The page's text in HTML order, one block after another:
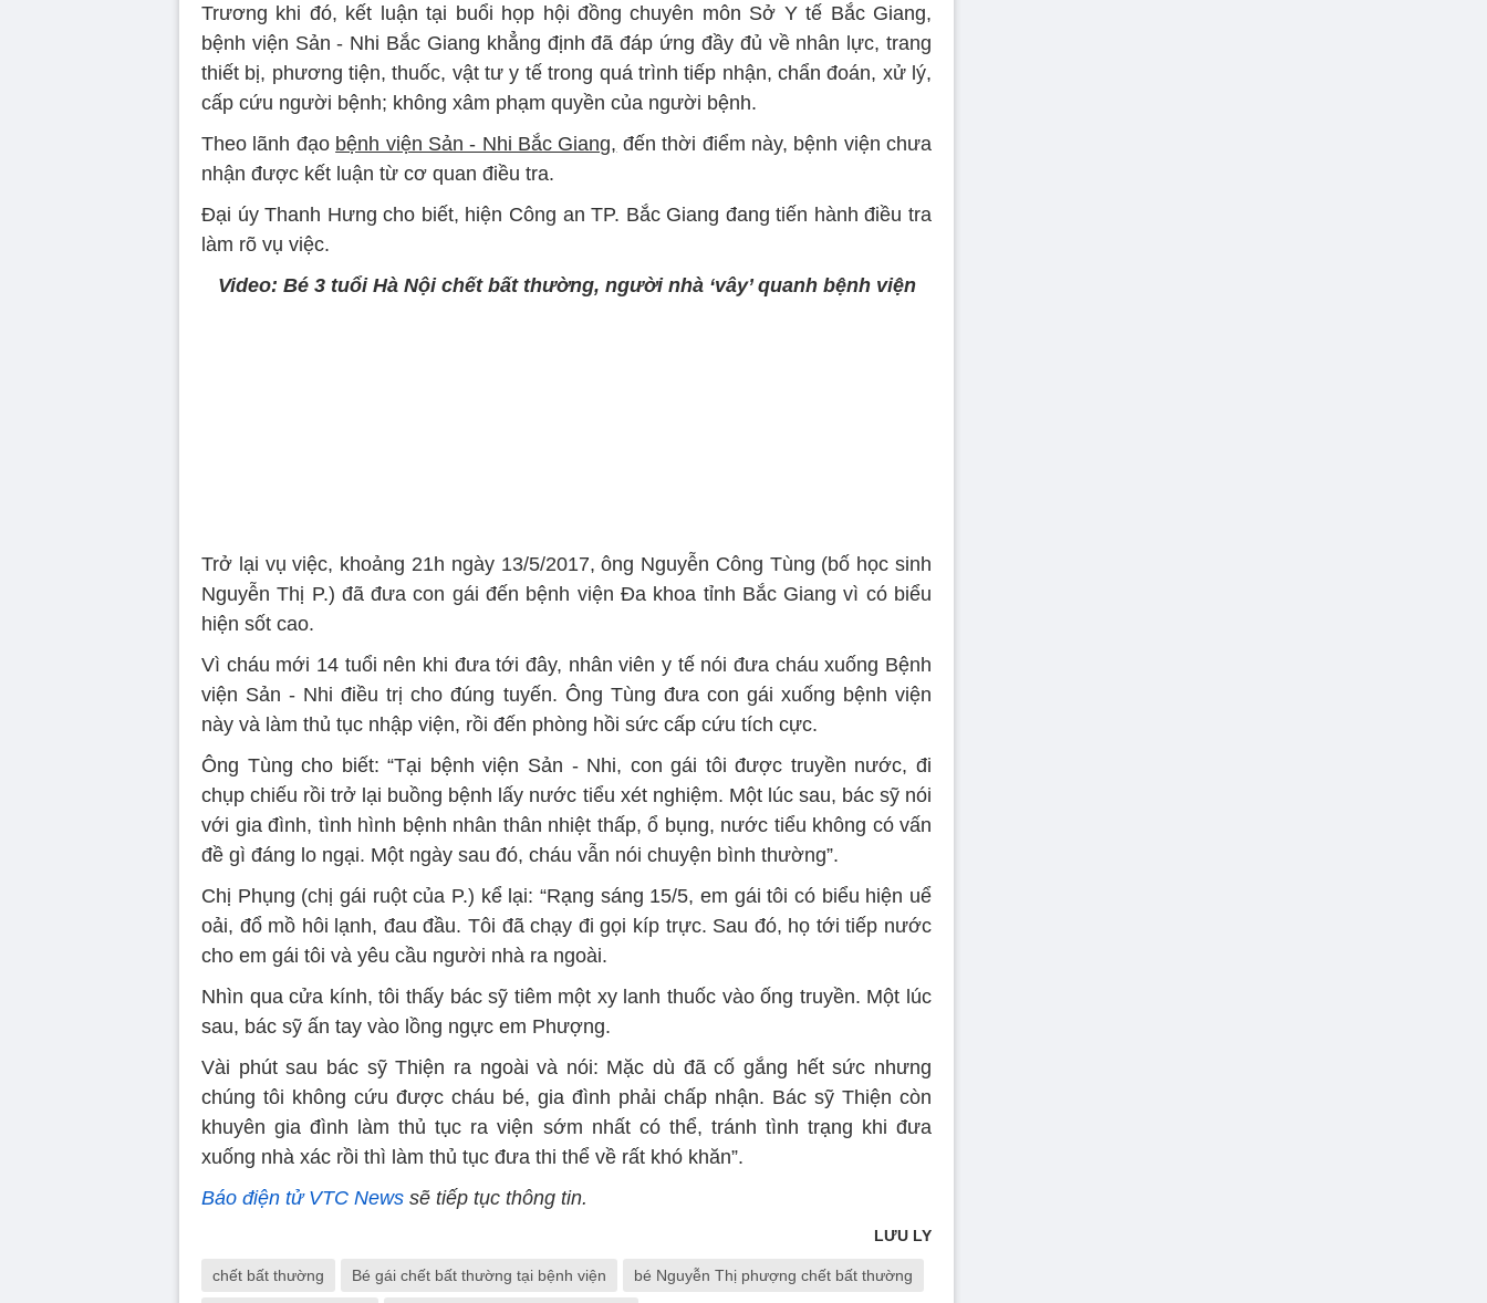
Trương khi đó, kết luận tại buổi họp hội đồng chuyên môn Sở Y tế Bắc Giang,
bệnh viện Sản - Nhi Bắc Giang khẳng định đã đáp ứng đầy đủ về nhân lực, trang
thiết bị, phương tiện, thuốc, vật tư y tế trong quá trình tiếp nhận, chẩn đoán, xử lý,
cấp cứu người bệnh; không xâm phạm quyền của người bệnh.
Theo lãnh đạo bệnh viện Sản - Nhi Bắc Giang, đến thời điểm này, bệnh viện chưa
nhận được kết luận từ cơ quan điều tra.
Đại úy Thanh Hưng cho biết, hiện Công an TP. Bắc Giang đang tiến hành điều tra
làm rõ vụ việc.
Video: Bé 3 tuổi Hà Nội chết bất thường, người nhà ‘vây’ quanh bệnh viện
Trở lại vụ việc, khoảng 21h ngày 13/5/2017, ông Nguyễn Công Tùng (bố học sinh
Nguyễn Thị P.) đã đưa con gái đến bệnh viện Đa khoa tỉnh Bắc Giang vì có biểu
hiện sốt cao.
Vì cháu mới 14 tuổi nên khi đưa tới đây, nhân viên y tế nói đưa cháu xuống Bệnh
viện Sản - Nhi điều trị cho đúng tuyến. Ông Tùng đưa con gái xuống bệnh viện
này và làm thủ tục nhập viện, rồi đến phòng hồi sức cấp cứu tích cực.
Ông Tùng cho biết: “Tại bệnh viện Sản - Nhi, con gái tôi được truyền nước, đi
chụp chiếu rồi trở lại buồng bệnh lấy nước tiểu xét nghiệm. Một lúc sau, bác sỹ nói
với gia đình, tình hình bệnh nhân thân nhiệt thấp, ổ bụng, nước tiểu không có vấn
đề gì đáng lo ngại. Một ngày sau đó, cháu vẫn nói chuyện bình thường”.
Chị Phụng (chị gái ruột của P.) kể lại: “Rạng sáng 15/5, em gái tôi có biểu hiện uể
oải, đổ mồ hôi lạnh, đau đầu. Tôi đã chạy đi gọi kíp trực. Sau đó, họ tới tiếp nước
cho em gái tôi và yêu cầu người nhà ra ngoài.
Nhìn qua cửa kính, tôi thấy bác sỹ tiêm một xy lanh thuốc vào ống truyền. Một lúc
sau, bác sỹ ấn tay vào lồng ngực em Phượng.
Vài phút sau bác sỹ Thiện ra ngoài và nói: Mặc dù đã cố gắng hết sức nhưng
chúng tôi không cứu được cháu bé, gia đình phải chấp nhận. Bác sỹ Thiện còn
khuyên gia đình làm thủ tục ra viện sớm nhất có thể, tránh tình trạng khi đưa
xuống nhà xác rồi thì làm thủ tục đưa thi thể về rất khó khăn”.
Báo điện tử VTC News sẽ tiếp tục thông tin.
LƯU LY
chết bất thường Bé gái chết bất thường tại bệnh viện bé Nguyễn Thị phượng chết bất thường